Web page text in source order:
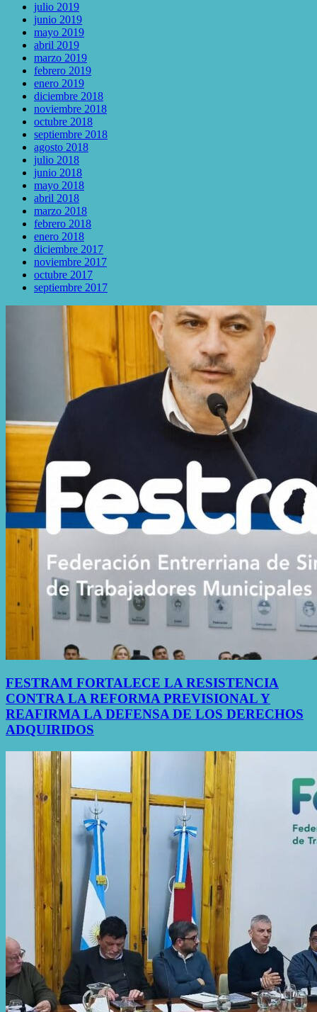
julio 2019
junio 2019
mayo 2019
abril 2019
marzo 2019
febrero 2019
enero 2019
diciembre 2018
noviembre 2018
octubre 2018
septiembre 2018
agosto 2018
julio 2018
junio 2018
mayo 2018
abril 2018
marzo 2018
febrero 2018
enero 2018
diciembre 2017
noviembre 2017
octubre 2017
septiembre 2017
FESTRAM FORTALECE LA RESISTENCIA
CONTRA LA REFORMA PREVISIONAL Y
REAFIRMA LA DEFENSA DE LOS DERECHOS
ADQUIRIDOS